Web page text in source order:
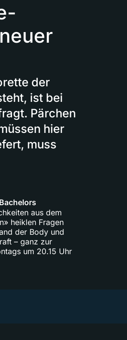
der
ist bei
Pärchen
hier
muss
aus dem
heiklen Fragen
der Body und
– ganz zur
um 20.15 Uhr